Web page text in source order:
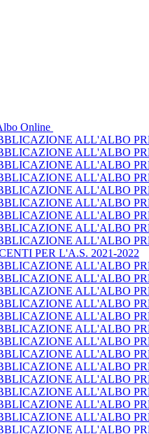
Online
ALL'ALBO
ALL'ALBO
ALL'ALBO
ALL'ALBO
ALL'ALBO
ALL'ALBO
ALL'ALBO
ALL'ALBO
ALL'ALBO
PER L'A.S. 2021-2022
ALL'ALBO
ALL'ALBO
ALL'ALBO
ALL'ALBO
ALL'ALBO
ALL'ALBO
ALL'ALBO
ALL'ALBO
ALL'ALBO
ALL'ALBO
ALL'ALBO
ALL'ALBO
ALL'ALBO
ALL'ALBO